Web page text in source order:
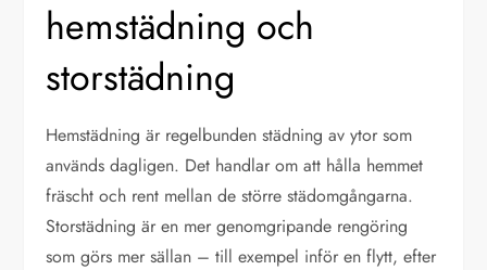
hemstädning och
storstädning
Hemstädning är regelbunden städning av ytor som
används dagligen. Det handlar om att hålla hemmet
fräscht och rent mellan de större städomgångarna.
Storstädning är en mer genomgripande rengöring
som görs mer sällan – till exempel inför en flytt, efter